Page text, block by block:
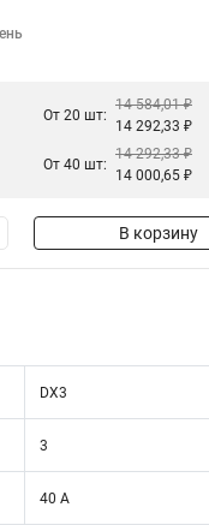
От 20 шт:
14 584,01 ₽
14 292,33 ₽
От 40 шт:
14 292,33 ₽
14 000,65 ₽
В корзину
DX3
3
40 А